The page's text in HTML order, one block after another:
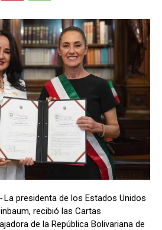
La presidenta de los Estados Unidos
recibió las Cartas
de la República Bolivariana de